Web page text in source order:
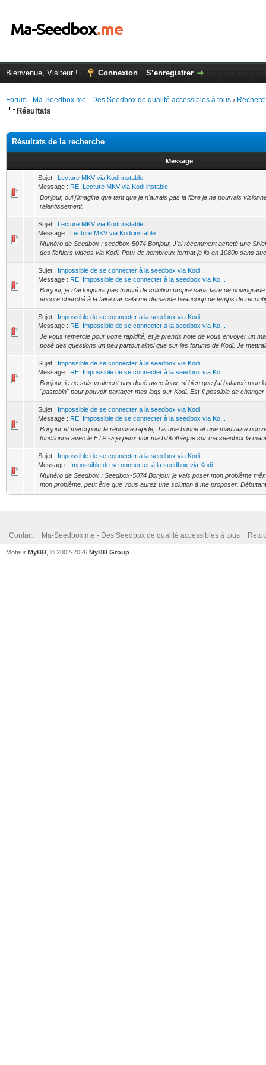
Bienvenue, Visiteur ! Connexion S’enregistrer
Forum - Ma-Seedbox.me - Des Seedbox de qualité accessibles à tous ›
Résultats
Résultats de la recherche
Message
Sujet : Lecture MKV via Kodi instable
Message : RE: Lecture MKV via Kodi instable
Bonjour, oui j'imagine que tant que je n'aurais pas la fibre je ne pourrais
ralentissement.
Sujet : Lecture MKV via Kodi instable
Message : Lecture MKV via Kodi instable
Numéro de Seedbox : seedbox-5074 Bonjour, J'ai récemment acheté une
des fichiers videos via Kodi. Pour de nombreux format je lis en 1080p sans
Sujet : Impossible de se connecter à la seedbox via Kodi
Message : RE: Impossible de se connecter à la seedbox via Ko...
Bonjour, je n'ai toujours pas trouvé de solution propre sans faire de
encore cherché à la faire car cela me demande beaucoup de temps de
Sujet : Impossible de se connecter à la seedbox via Kodi
Message : RE: Impossible de se connecter à la seedbox via Ko...
Je vous remercie pour votre rapidité, et je prends note de vous envoyer un
posé des questions un peu partout ainsi que sur les forums de Kodi. Je
Sujet : Impossible de se connecter à la seedbox via Kodi
Message : RE: Impossible de se connecter à la seedbox via Ko...
Bonjour, je ne suis vraiment pas doué avec linux, si bien que j'ai balancé mon
"pastebin" pour pouvoir partager mes logs sur Kodi. Est-il possible de
Sujet : Impossible de se connecter à la seedbox via Kodi
Message : RE: Impossible de se connecter à la seedbox via Ko...
Bonjour et merci pour la réponse rapide, J'ai une bonne et une mauvaise
fonctionne avec le FTP -> je peux voir ma bibliothèque sur ma seedbox la
Sujet : Impossible de se connecter à la seedbox via Kodi
Message : Impossible de se connecter à la seedbox via Kodi
Numéro de Seedbox : Seedbox-5074 Bonjour je vais poser mon problème
mon problème, peut être que vous aurez une solution à me proposer.
Contact Ma-Seedbox.me - Des Seedbox de qualité accessibles à tous
Moteur MyBB , © 2002-2026 MyBB Group